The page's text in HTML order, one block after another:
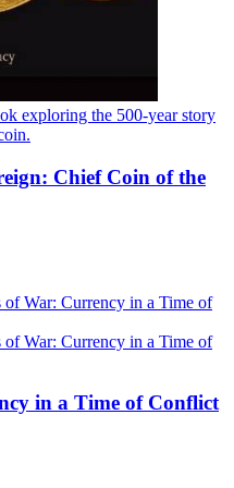
Chief Coin of the
in a Time of Conflict